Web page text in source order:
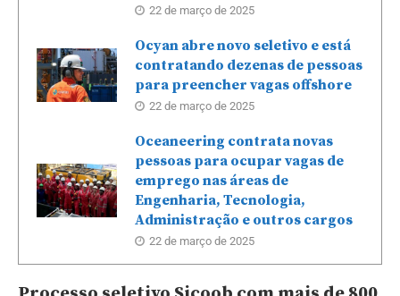
22 de março de 2025
Ocyan abre novo seletivo e está
contratando dezenas de pessoas
para preencher vagas offshore
22 de março de 2025
Oceaneering contrata novas
pessoas para ocupar vagas de
emprego nas áreas de
Engenharia, Tecnologia,
Administração e outros cargos
22 de março de 2025